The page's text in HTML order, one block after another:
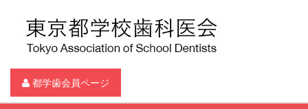
都学歯会員ページ